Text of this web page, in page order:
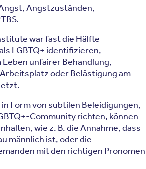
Angstzuständen,
war fast die Hälfte
LGBTQ+ identifizieren,
unfairer Behandlung,
oder Belästigung am
Form von subtilen Beleidigungen,
Community richten, können
wie z. B. die Annahme, dass
männlich ist, oder die
mit den richtigen Pronomen